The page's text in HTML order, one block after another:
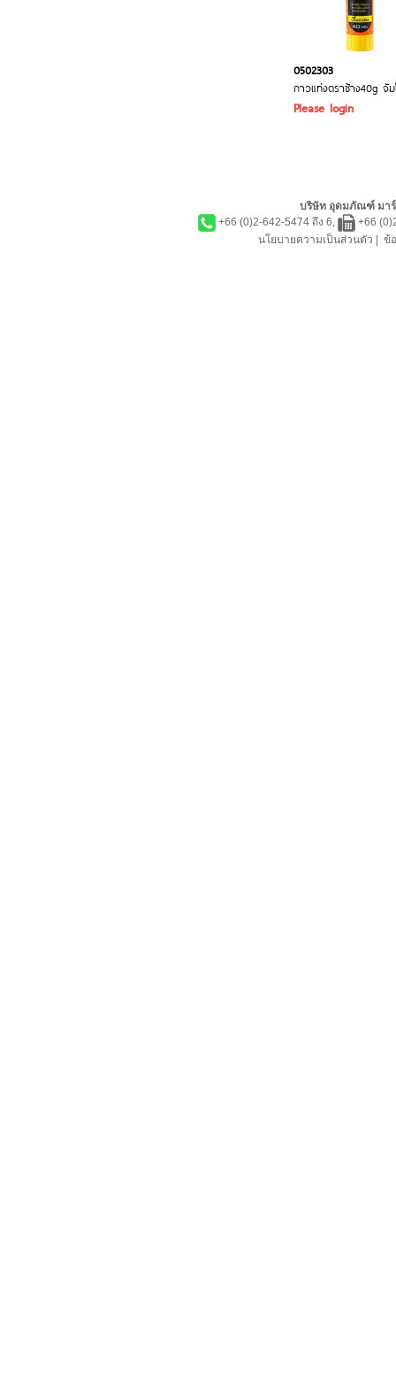
0502303
กาวแท่งตราช้าง40g จัม
Please login
บริษัท อุดมภัณฑ์ มาร์
+66 (0)2-642-5474 ถึง 6,
+66
นโยบายความเป็นส่วนตัว
ข้